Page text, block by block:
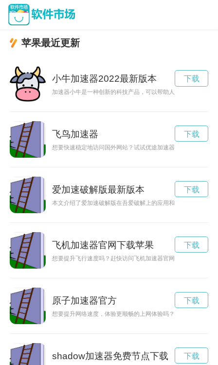
苹果最近更新
小牛加速器2022最新版本
加速器小牛是一种创新的科技产品，可以帮助人们快速探索未
下载
飞鸟加速器
想要快速稳定地访问国外网站？试试优途加速器！本文将为您
下载
爱加速破解版最新版本
本文介绍了爱加速破解版在吾爱破解上的应用和功能，为用户提
下载
飞机加速器官网下载苹果
想要提升飞行速度吗？赶快访问飞机加速器官网，下载最新版
下载
原子加速器官方
想要提升网络速度，体验更顺畅的上网体验吗？原子加速器3.3
下载
shadow加速器免费节点下载 下载